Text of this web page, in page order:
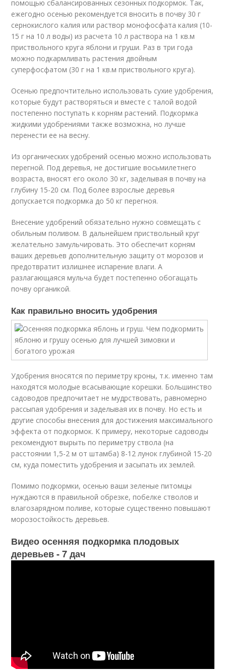
помощью сбалансированных сезонных подкормок. Так,
ежегодно осенью рекомендуется вносить в почву 30 г
сернокислого калия или раствор монофосфата калия (10-
15 г на 10 л воды) из расчета 10 л раствора на 1 кв.м
приствольного круга яблони и груши. Раз в три года
можно подкармливать растения двойным
суперфосфатом (30 г на 1 кв.м приствольного круга).
Осенью предпочтительно использовать сухие удобрения,
которые будут растворяться и вместе с талой водой
постепенно поступать к корням растений. Подкормка
жидкими удобрениями также возможна, но лучше
перенести ее на весну.
Из органических удобрений осенью можно использовать
перегной. Под деревья, не достигшие восьмилетнего
возраста, вносят его около 30 кг, заделывая в почву на
глубину 15-20 см. Под более взрослые деревья
допускается подкормка до 50 кг перегноя.
Внесение удобрений обязательно нужно совмещать с
обильным поливом. В дальнейшем приствольный круг
желательно замульчировать. Это обеспечит корням
ваших деревьев дополнительную защиту от морозов и
предотвратит излишнее испарение влаги. А
разлагающаяся мульча будет постепенно обогащать
почву органикой.
Как правильно вносить удобрения
Удобрения вносятся по периметру кроны, т.к. именно там
находятся молодые всасывающие корешки. Большинство
садоводов предпочитает не мудрствовать, равномерно
рассыпая удобрения и заделывая их в почву. Но есть и
другие способы внесения для достижения максимального
эффекта от подкормок. К примеру, некоторые садоводы
рекомендуют вырыть по периметру ствола (на
расстоянии 1,5-2 м от штамба) 8-12 лунок глубиной 15-20
см, куда поместить удобрения и засыпать их землей.
Помимо подкормки, осенью ваши зеленые питомцы
нуждаются в правильной обрезке, побелке стволов и
влагозарядном поливе, которые существенно повышают
морозостойкость деревьев.
Видео осенняя подкормка плодовых
деревьев - 7 дач